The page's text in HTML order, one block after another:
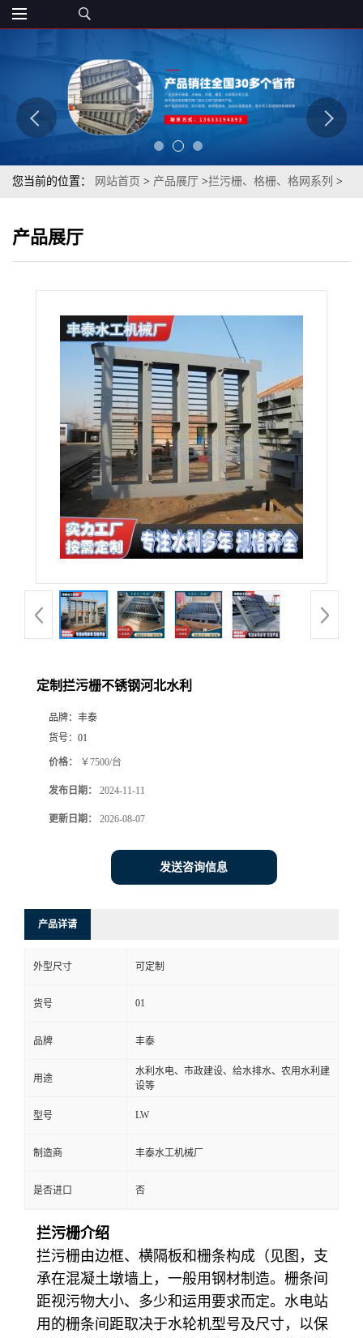
您当前的位置： 网站首页 > 产品展厅 >拦污栅、格栅、格网系列 >
产品展厅
定制拦污栅不锈钢河北水利
品牌： 丰泰
货号： 01
价格： ￥7500/台
发布日期： 2024-11-11
更新日期： 2026-08-07
发送咨询信息
产品详请
外型尺寸 可定制
货号 01
品牌 丰泰
用途
水利水电、市政建设、给水排水、农用水利建
设等
型号 LW
制造商 丰泰水工机械厂
是否进口 否
拦污栅介绍
拦污栅由边框、横隔板和栅条构成（见 图，支
承在混凝土墩墙上，一般用钢材制造。栅条间
距视污物大小、多少和运用要求而定。水电站
用的栅条间距取决于水轮机型号及尺寸，以保